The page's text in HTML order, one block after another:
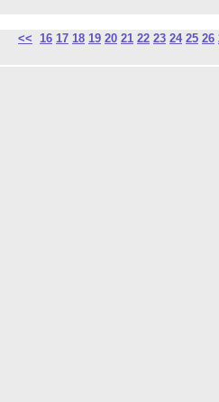
<< 16 17 18 19 20 21 22 23 24 25 26